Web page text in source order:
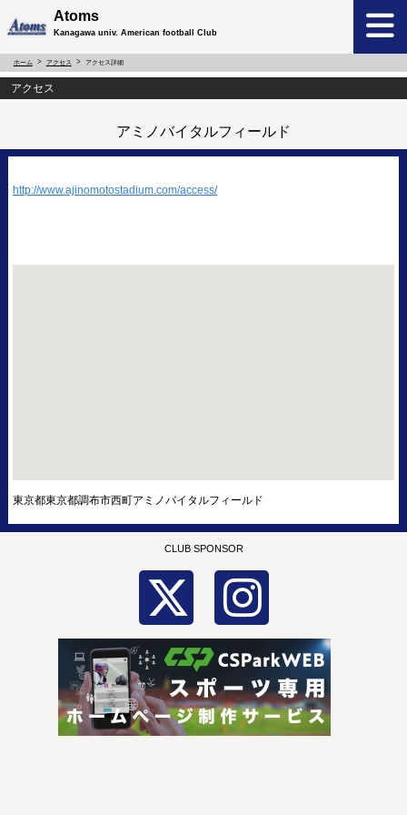
Atoms
Kanagawa univ. American football Club
ホーム アクセス アクセス詳細
アクセス
アミノバイタルフィールド
http://www.ajinomotostadium.com/access/
東京都東京都調布市西町アミノバイタルフィールド
CLUB SPONSOR